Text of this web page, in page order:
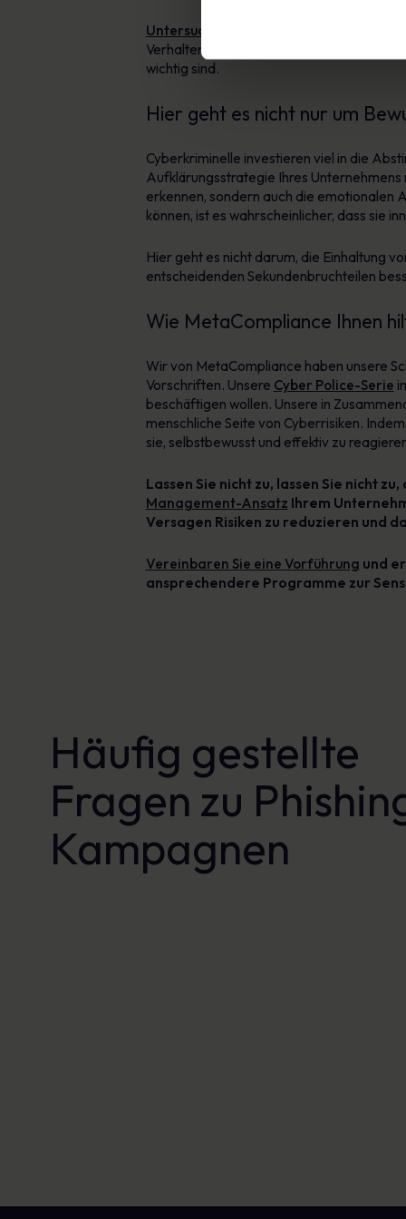
Untersuchungen von Gartner
zeigen,
Verhaltensänderungen führen. Menschen
wichtig sind.
Hier geht es nicht nur um
Cyberkriminelle investieren viel in die
Aufklärungsstrategie Ihres
erkennen, sondern auch die emotionalen
können, ist es wahrscheinlicher, dass sie
Hier geht es nicht darum, die Einhaltung
entscheidenden Sekundenbruchteilen
Wie MetaCompliance Ihnen
Wir von MetaCompliance haben unsere
Vorschriften. Unsere Cyber Police-Serie
beschäftigen wollen. Unsere in
menschliche Seite von Cyberrisiken.
sie, selbstbewusst und effektiv zu
Lassen Sie nicht zu, lassen Sie nicht
Management-Ansatz Ihrem
Versagen Risiken zu reduzieren und
Vereinbaren Sie eine Vorführung und
ansprechendere Programme zur
Häufig gestellte
Fragen zu
Kampagnen